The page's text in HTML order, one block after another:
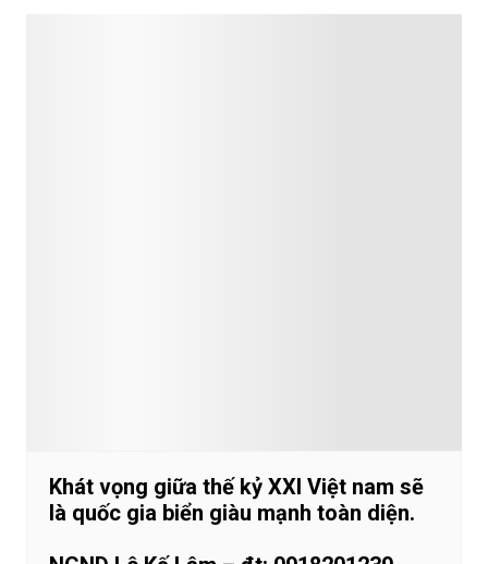
Khát vọng giữa thế kỷ XXI Việt nam sẽ
là quốc gia biển giàu mạnh toàn diện.